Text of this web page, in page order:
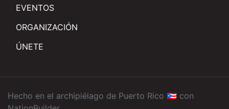
EVENTOS
ORGANIZACIÓN
ÚNETE
Hecho en el archipiélago de Puerto Rico 🇵🇷 con